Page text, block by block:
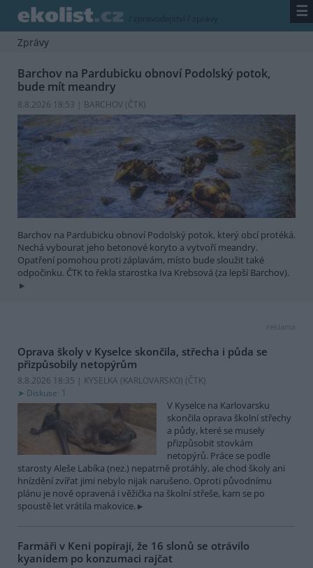
/ zpravodajství / zprávy ☰
Zprávy
Barchov na Pardubicku obnoví Podolský potok,
bude mít meandry
8.8.2026 18:53 | BARCHOV (ČTK)
Barchov na Pardubicku obnoví Podolský potok, který obcí protéká.
Nechá vybourat jeho betonové koryto a vytvoří meandry.
Opatření pomohou proti záplavám, místo bude sloužit také
odpočinku. ČTK to řekla starostka Iva Krebsová (za lepší Barchov).
reklama
Oprava školy v Kyselce skončila, střecha i půda se
přizpůsobily netopýrům
8.8.2026 18:35 | KYSELKA (KARLOVARSKO) (ČTK)
Diskuse: 1
V Kyselce na Karlovarsku
skončila oprava školní střechy
a půdy, které se musely
přizpůsobit stovkám
netopýrů. Práce se podle
starosty Aleše Labíka (nez.) nepatrně protáhly, ale chod školy ani
hnízdění zvířat jimi nebylo nijak narušeno. Oproti původnímu
plánu je nově opravená i věžička na školní střeše, kam se po
spoustě let vrátila makovice.
Farmáři v Keni popírají, že 16 slonů se otrávilo
kyanidem po konzumaci rajčat